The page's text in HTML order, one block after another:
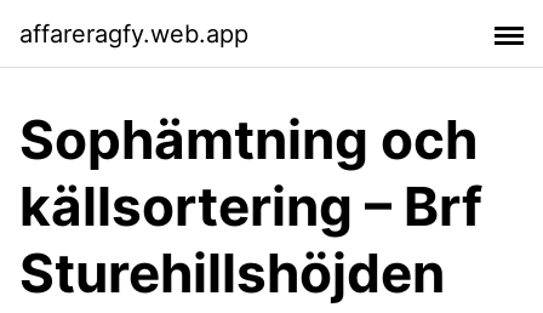
affareragfy.web.app
Sophämtning och
källsortering – Brf
Sturehillshöjden